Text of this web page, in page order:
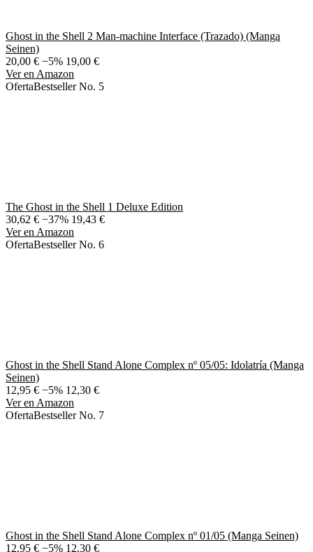
Ghost in the Shell 2 Man-machine Interface (Trazado) (Manga
Seinen)
20,00 € −5% 19,00 €
Ver en Amazon
OfertaBestseller No. 5
The Ghost in the Shell 1 Deluxe Edition
30,62 € −37% 19,43 €
Ver en Amazon
OfertaBestseller No. 6
Ghost in the Shell Stand Alone Complex nº 05/05: Idolatría (Manga
Seinen)
12,95 € −5% 12,30 €
Ver en Amazon
OfertaBestseller No. 7
Ghost in the Shell Stand Alone Complex nº 01/05 (Manga Seinen)
12,95 € −5% 12,30 €